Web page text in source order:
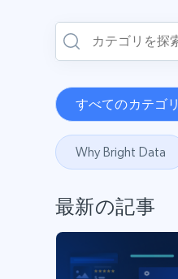
すべてのカテゴリ
Why Bright Data
最新の記事